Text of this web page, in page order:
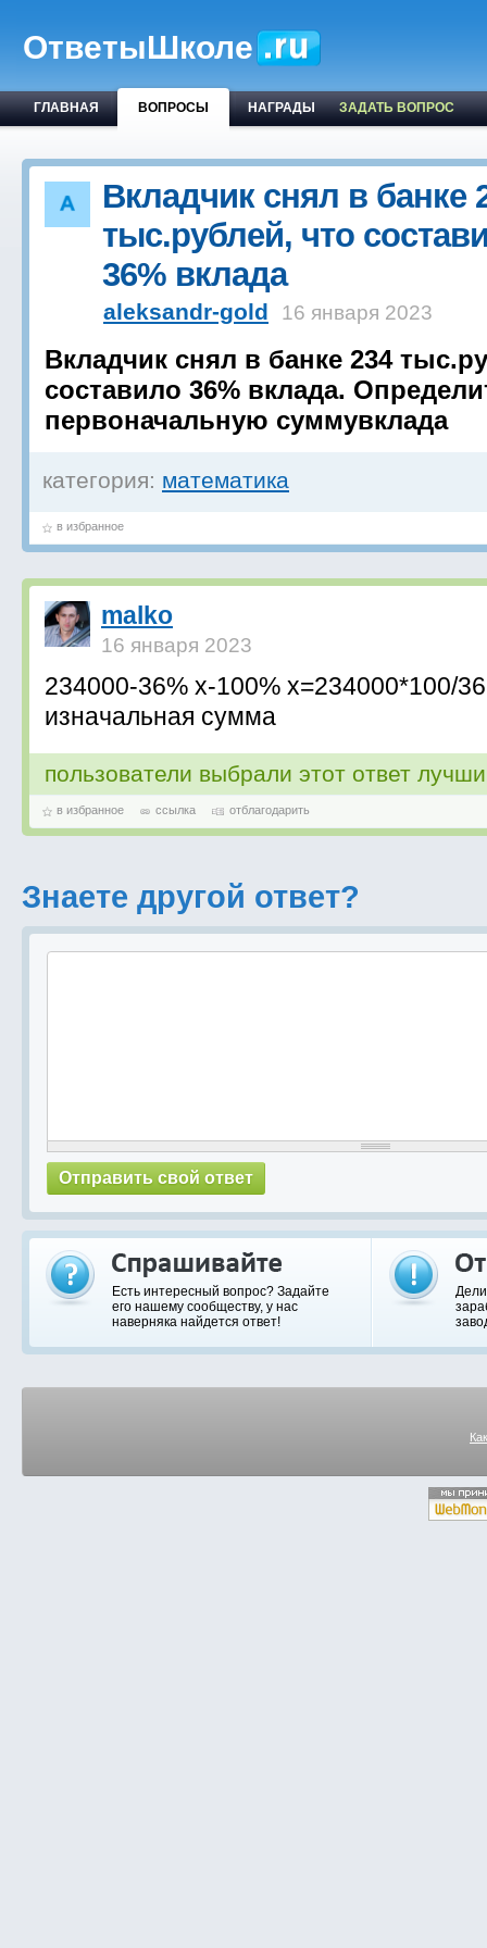
ОтветыШколе
ГЛАВНАЯ ВОПРОСЫ НАГРАДЫ ЗАДАТЬ ВОПРОС
Вкладчик снял в банке
тыс.рублей, что
36% вклада
aleksandr-gold 16 января 2023
Вкладчик снял в банке 234
составило 36% вклада.
первоначальную суммувклада
категория: математика
в избранное
malko
16 января 2023
234000-36% х-100% х=234000*100/
изначальная сумма
пользователи выбрали этот ответ
в избранное ссылка отблагодарить
Знаете другой ответ?
Есть интересный вопрос? Задайте
его нашему сообществу, у нас
наверняка найдется ответ!